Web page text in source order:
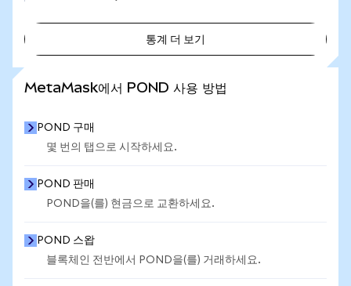
통계 더 보기
MetaMask에서 POND 사용 방법
POND 구매
몇 번의 탭으로 시작하세요.
POND 판매
POND을(를) 현금으로 교환하세요.
POND 스왑
블록체인 전반에서 POND을(를) 거래하세요.